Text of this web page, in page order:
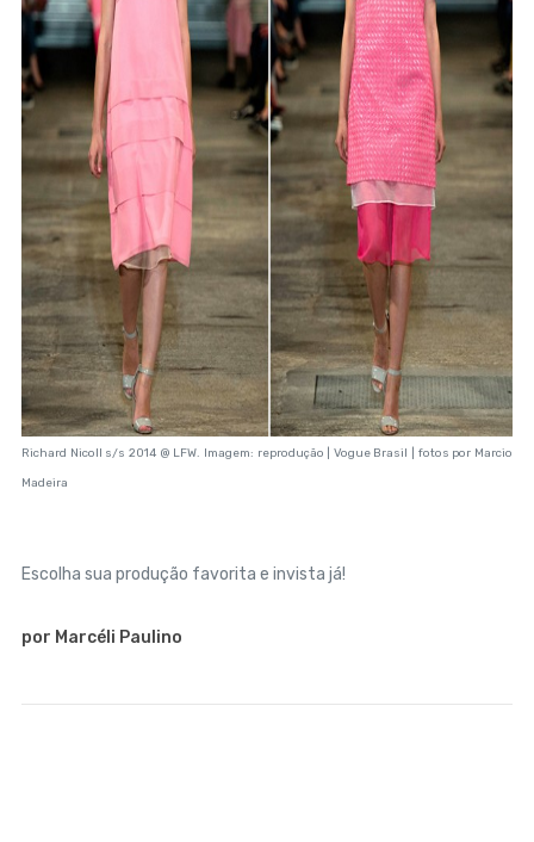
Richard Nicoll s/s 2014 @ LFW. Imagem: reprodução | Vogue Brasil | fotos por Marcio
Madeira
Escolha sua produção favorita e invista já!
por Marcéli Paulino